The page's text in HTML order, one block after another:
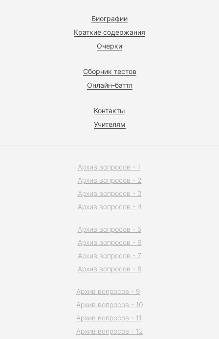
Биографии
Краткие содержания
Очерки
Сборник тестов
Онлайн-баттл
Контакты
Учителям
Архив вопросов - 1
Архив вопросов - 2
Архив вопросов - 3
Архив вопросов - 4
Архив вопросов - 5
Архив вопросов - 6
Архив вопросов - 7
Архив вопросов - 8
Архив вопросов - 9
Архив вопросов - 10
Архив вопросов - 11
Архив вопросов - 12